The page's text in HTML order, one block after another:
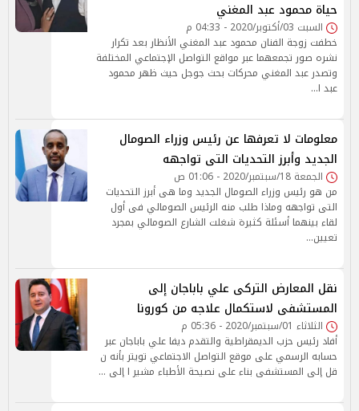
حياة محمود عبد المغني
السبت 03/أكتوبر/2020 - 04:33 م
خطفت زوجة الفنان محمود عبد المغني الأنظار بعد تكرار
نشره صور تجمعهما عبر مواقع التواصل الإجتماعي المختلفة
وتصدر عبد المغني محركات بحث جوجل حيث ظهر محمود
عبد ا…
معلومات لا تعرفها عن رئيس وزراء الصومال
الجديد وأبرز التحديات التى تواجهه
الجمعة 18/سبتمبر/2020 - 01:06 ص
من هو رئيس وزراء الصومال الجديد وما هى أبرز التحديات
التى تواجهه وماذا طلب منه الرئيس الصومالي فى أول
لقاء بينهما أسئلة كثيرة شغلت الشارع الصومالي بمجرد
تعيين…
نقل المعارض التركى علي باباجان إلى
المستشفى لاستكمال علاجه من كورونا
الثلاثاء 01/سبتمبر/2020 - 05:36 م
أفاد رئيس حزب الديمقراطية والتقدم ديفا علي باباجان عبر
حسابه الرسمي على موقع التواصل الاجتماعي تويتر بأنه ن
قل إلى المستشفى بناء على نصيحة الأطباء مشير ا إلى …